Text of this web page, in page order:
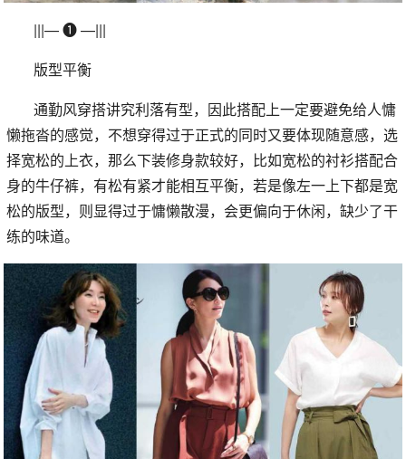
|||— ❶ —|||
版型平衡
通勤风穿搭讲究利落有型，因此搭配上一定要避免给人慵
懒拖沓的感觉，不想穿得过于正式的同时又要体现随意感，选
择宽松的上衣，那么下装修身款较好，比如宽松的衬衫搭配合
身的牛仔裤，有松有紧才能相互平衡，若是像左一上下都是宽
松的版型，则显得过于慵懒散漫，会更偏向于休闲，缺少了干
练的味道。